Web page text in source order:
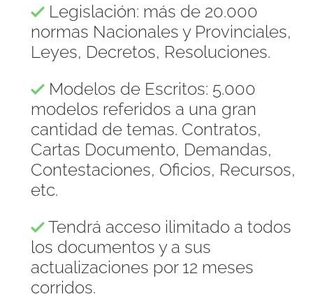
Legislación: más de 20.000
normas Nacionales y Provinciales,
Leyes, Decretos, Resoluciones.
Modelos de Escritos: 5.000
modelos referidos a una gran
cantidad de temas. Contratos,
Cartas Documento, Demandas,
Contestaciones, Oficios, Recursos,
etc.
Tendrá acceso ilimitado a todos
los documentos y a sus
actualizaciones por 12 meses
corridos.